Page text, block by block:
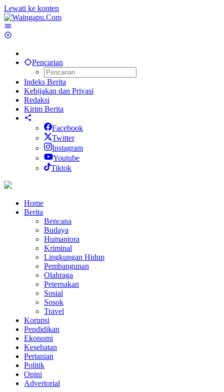
Lewati ke konten
Pencarian
Indeks Berita
Kebijakan dan Privasi
Redaksi
Kirim Berita
Facebook
Twitter
Instagram
Youtube
Tiktok
Home
Berita
Bencana
Budaya
Humaniora
Kriminal
Lingkungan Hidup
Pembangunan
Olahraga
Peternakan
Sosial
Sosok
Travel
Korupsi
Pendidikan
Ekonomi
Kesehatan
Pertanian
Politik
Opini
Advertorial